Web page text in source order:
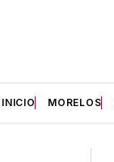
INICIO MORELOS